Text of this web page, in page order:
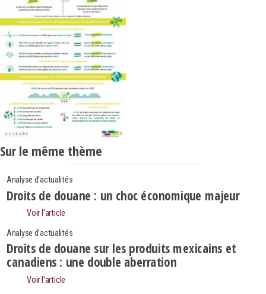
Sur le même thème
Analyse d'actualités
Droits de douane : un choc économique majeur
Voir l’article
Analyse d'actualités
Droits de douane sur les produits mexicains et
canadiens : une double aberration
Voir l’article